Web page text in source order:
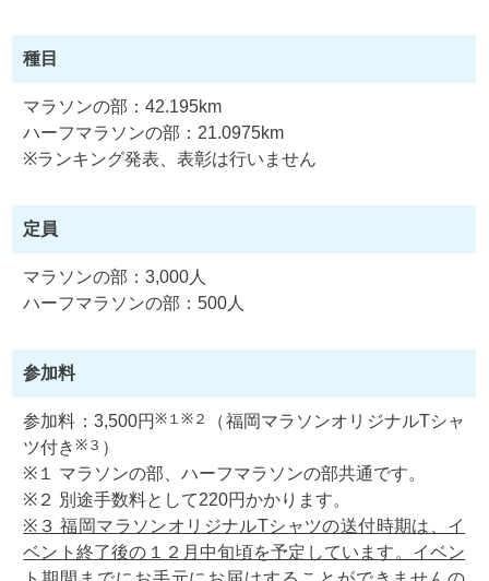
種目
マラソンの部：42.195km
ハーフマラソンの部：21.0975km
※ランキング発表、表彰は行いません
定員
マラソンの部：3,000人
ハーフマラソンの部：500人
参加料
参加料：3,500円 ※１※２
（福岡マラソンオリジナルTシャ
ツ付き※３ ）
※１ マラソンの部、ハーフマラソンの部共通です。
※２ 別途手数料として220円かかります。
※３ 福岡マラソンオリジナルTシャツの送付時期は、イ
ベント終了後の１２月中旬頃を予定しています。イベン